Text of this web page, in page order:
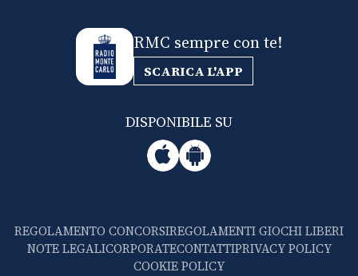
RMC sempre con te!
SCARICA L'APP
DISPONIBILE SU
REGOLAMENTO CONCORSIREGOLAMENTI GIOCHI LIBERI
NOTE LEGALICORPORATECONTATTIPRIVACY POLICY
COOKIE POLICY